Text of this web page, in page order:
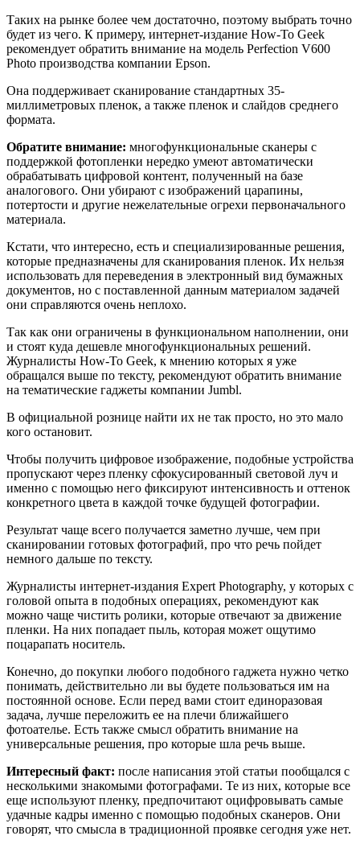
Таких на рынке более чем достаточно, поэтому выбрать точно
будет из чего. К примеру, интернет-издание How-To Geek
рекомендует обратить внимание на модель Perfection V600
Photo производства компании Epson.
Она поддерживает сканирование стандартных 35-
миллиметровых пленок, а также пленок и слайдов среднего
формата.
Обратите внимание: многофункциональные сканеры с
поддержкой фотопленки нередко умеют автоматически
обрабатывать цифровой контент, полученный на базе
аналогового. Они убирают с изображений царапины,
потертости и другие нежелательные огрехи первоначального
материала.
Кстати, что интересно, есть и специализированные решения,
которые предназначены для сканирования пленок. Их нельзя
использовать для переведения в электронный вид бумажных
документов, но с поставленной данным материалом задачей
они справляются очень неплохо.
Так как они ограничены в функциональном наполнении, они
и стоят куда дешевле многофункциональных решений.
Журналисты How-To Geek, к мнению которых я уже
обращался выше по тексту, рекомендуют обратить внимание
на тематические гаджеты компании Jumbl.
В официальной рознице найти их не так просто, но это мало
кого остановит.
Чтобы получить цифровое изображение, подобные устройства
пропускают через пленку сфокусированный световой луч и
именно с помощью него фиксируют интенсивность и оттенок
конкретного цвета в каждой точке будущей фотографии.
Результат чаще всего получается заметно лучше, чем при
сканировании готовых фотографий, про что речь пойдет
немного дальше по тексту.
Журналисты интернет-издания Expert Photography, у которых с
головой опыта в подобных операциях, рекомендуют как
можно чаще чистить ролики, которые отвечают за движение
пленки. На них попадает пыль, которая может ощутимо
поцарапать носитель.
Конечно, до покупки любого подобного гаджета нужно четко
понимать, действительно ли вы будете пользоваться им на
постоянной основе. Если перед вами стоит единоразовая
задача, лучше переложить ее на плечи ближайшего
фотоателье. Есть также смысл обратить внимание на
универсальные решения, про которые шла речь выше.
Интересный факт: после написания этой статьи пообщался с
несколькими знакомыми фотографами. Те из них, которые все
еще используют пленку, предпочитают оцифровывать самые
удачные кадры именно с помощью подобных сканеров. Они
говорят, что смысла в традиционной проявке сегодня уже нет.